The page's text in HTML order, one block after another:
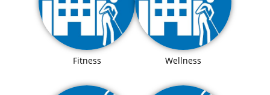
Fitness Wellness